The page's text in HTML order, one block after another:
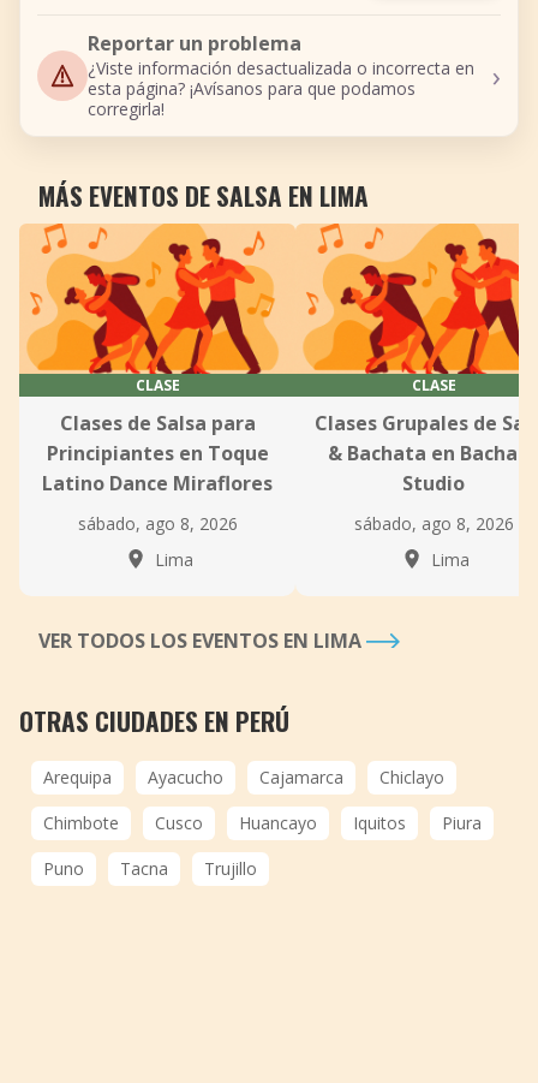
Reportar un problema
¿Viste información desactualizada o incorrecta en
esta página? ¡Avísanos para que podamos
corregirla!
›
MÁS EVENTOS DE SALSA EN LIMA
CLASE
Clases de Salsa para
Principiantes en Toque
Latino Dance Miraflores
sábado, ago 8, 2026
Lima
CLASE
Clases Grupales de
& Bachata en Bachata
Studio
sábado, ago 8, 2026
Lima
VER TODOS LOS EVENTOS EN LIMA
OTRAS CIUDADES EN PERÚ
Arequipa Ayacucho Cajamarca
Chiclayo
Chimbote
Cusco Huancayo Iquitos
Piura
Puno
Tacna Trujillo